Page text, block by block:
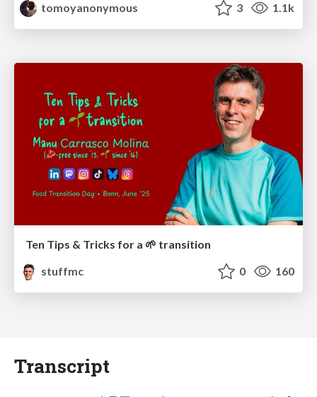
tomoyanonymous
3 1.1k
Ten Tips & Tricks for a 🌱 transition
stuffmc
0 160
Transcript